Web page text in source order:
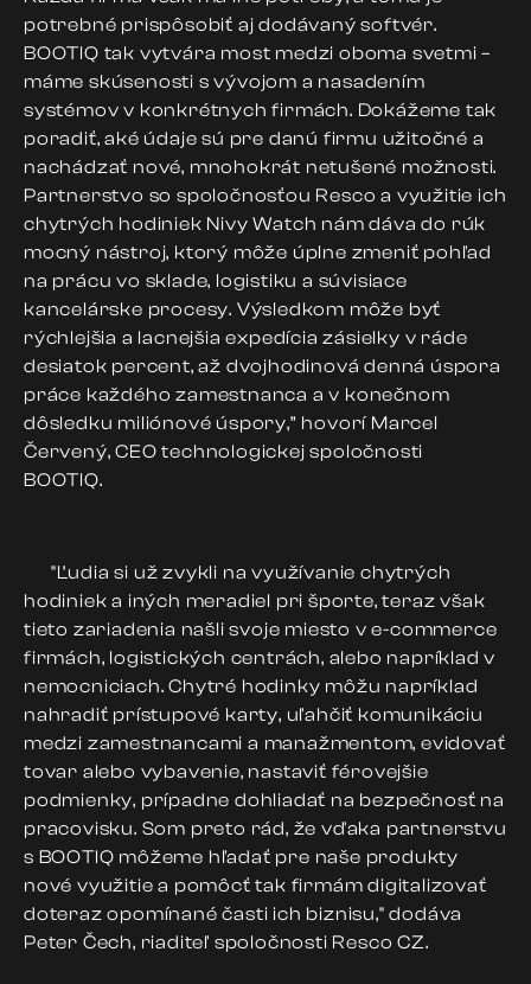
potrebné prispôsobiť aj dodávaný softvér.
BOOTIQ tak vytvára most medzi oboma svetmi –
máme skúsenosti s vývojom a nasadením
systémov v konkrétnych firmách. Dokážeme tak
poradiť, aké údaje sú pre danú firmu užitočné a
nachádzať nové, mnohokrát netušené možnosti.
Partnerstvo so spoločnosťou Resco a využitie ich
chytrých hodiniek Nivy Watch nám dáva do rúk
mocný nástroj, ktorý môže úplne zmeniť pohľad
na prácu vo sklade, logistiku a súvisiace
kancelárske procesy. Výsledkom môže byť
rýchlejšia a lacnejšia expedícia zásielky v ráde
desiatok percent, až dvojhodinová denná úspora
práce každého zamestnanca a v konečnom
dôsledku miliónové úspory,” hovorí Marcel
Červený, CEO technologickej spoločnosti
BOOTIQ.
"Ľudia si už zvykli na využívanie chytrých
hodiniek a iných meradiel pri športe, teraz však
tieto zariadenia našli svoje miesto v e-commerce
firmách, logistických centrách, alebo napríklad v
nemocniciach. Chytré hodinky môžu napríklad
nahradiť prístupové karty, uľahčiť komunikáciu
medzi zamestnancami a manažmentom, evidovať
tovar alebo vybavenie, nastaviť férovejšie
podmienky, prípadne dohliadať na bezpečnosť na
pracovisku. Som preto rád, že vďaka partnerstvu
s BOOTIQ môžeme hľadať pre naše produkty
nové využitie a pomôcť tak firmám digitalizovať
doteraz opomínané časti ich biznisu," dodáva
Peter Čech, riaditeľ spoločnosti Resco CZ.